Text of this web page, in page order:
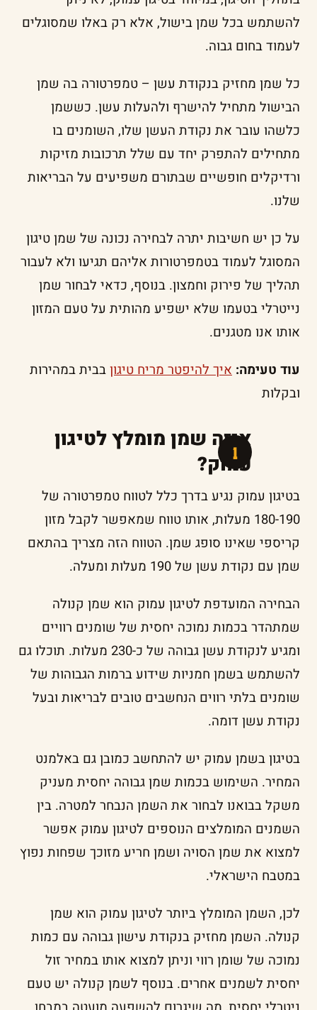
להשתמש בכל שמן בישול, אלא רק באלו שמסוגלים
לעמוד בחום גבוה.
כל שמן מחזיק בנקודת עשן – טמפרטורה בה שמן
הבישול מתחיל להישרף ולהעלות עשן. כששמן
כלשהו עובר את נקודת העשן שלו, השומנים בו
מתחילים להתפרק יחד עם שלל תרכובות מזיקות
ורדיקלים חופשיים שבתורם משפיעים על הבריאות
שלנו.
על כן יש חשיבות יתרה לבחירה נכונה של שמן טיגון
המסוגל לעמוד בטמפרטורות אליהם תגיעו ולא לעבור
תהליך של פירוק וחמצון. בנוסף, כדאי לבחור שמן
נייטרלי בטעמו שלא ישפיע מהותית על טעם המזון
אותו אנו מטגנים.
עוד טעימה: איך להיפטר מריח טיגוןבבית במהירות
ובקלות
איזה שמן מומלץ לטיגון
עמוק?
בטיגון עמוק נגיע בדרך כלל לטווח טמפרטורה של
180-190 מעלות, אותו טווח שמאפשר לקבל מזון
קריספי שאינו סופג שמן. הטווח הזה מצריך בהתאם
שמן עם נקודת עשן של 190 מעלות ומעלה.
הבחירה המועדפת לטיגון עמוק הוא שמן קנולה
שמתהדר בכמות נמוכה יחסית של שומנים רוויים
ומגיע לנקודת עשן גבוהה של כ-230 מעלות. תוכלו גם
להשתמש בשמן חמניות שידוע ברמות הגבוהות של
שומנים בלתי רווים הנחשבים טובים לבריאות ובעל
נקודת עשן דומה.
בטיגון בשמן עמוק יש להתחשב כמובן גם באלמנט
המחיר. השימוש בכמות שמן גבוהה יחסית מעניק
משקל בבואנו לבחור את השמן הנבחר למטרה. בין
השמנים המומלצים הנוספים לטיגון עמוק אפשר
למצוא את שמן הסויה ושמן חריע מזוכך שפחות נפוץ
במטבח הישראלי.
לכן, השמן המומלץ ביותר לטיגון עמוק הוא שמן
קנולה. השמן מחזיק בנקודת עישון גבוהה עם כמות
נמוכה של שומן רווי וניתן למצוא אותו במחיר זול
יחסית לשמנים אחרים. בנוסף לשמן קנולה יש טעם